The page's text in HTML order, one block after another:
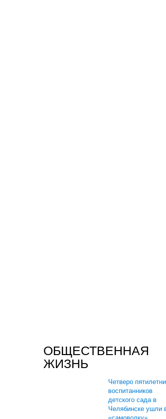
ОБЩЕСТВЕННАЯ
ЖИЗНЬ
Четверо
воспитанников
детского сада в
Челябинске ушли